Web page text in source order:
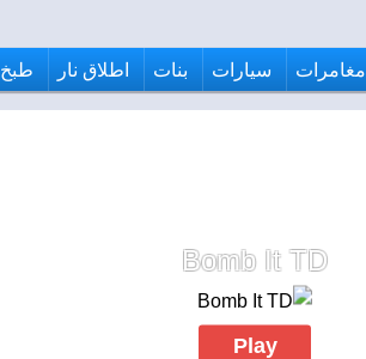
مغامرات سيارات بنات اطلاق نار طبخ
Bomb It TD
Play